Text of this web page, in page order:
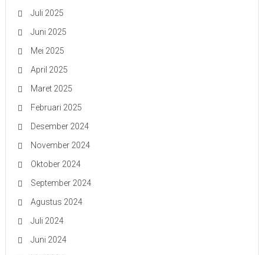
Juli 2025
Juni 2025
Mei 2025
April 2025
Maret 2025
Februari 2025
Desember 2024
November 2024
Oktober 2024
September 2024
Agustus 2024
Juli 2024
Juni 2024